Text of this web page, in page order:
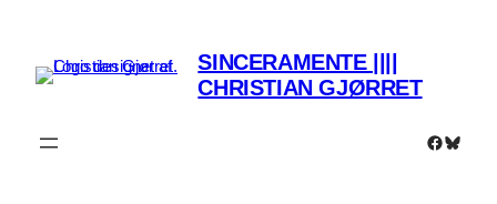
indhold
SINCERAMENTE ||||
CHRISTIAN GJØRRET